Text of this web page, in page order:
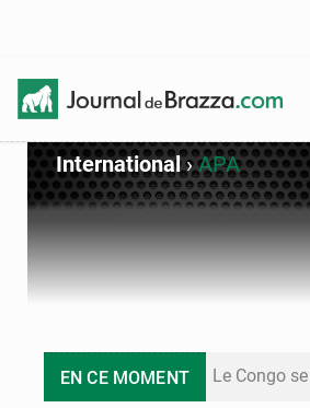
International›APA
EN CE MOMENT